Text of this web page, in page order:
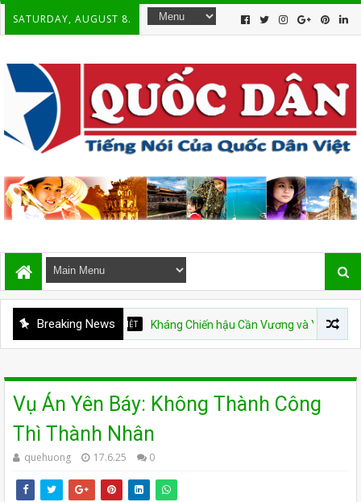
SATURDAY, AUGUST 8.
Breaking News
DÒNG SỬ VIỆT Kháng Chiến hậu Cần Vương và Ý Thức Mới của
Vụ Án Yên Báy: Không Thành Công
Thì Thành Nhân
quehuong 17.6.25 0